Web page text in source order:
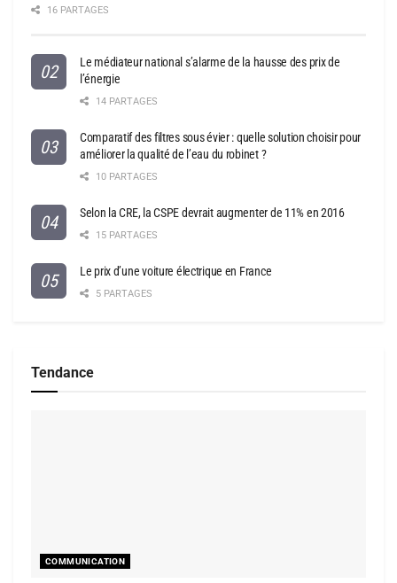
16 PARTAGES
Le médiateur national s’alarme de la hausse des prix de
l’énergie
14 PARTAGES
Comparatif des filtres sous évier : quelle solution choisir pour
améliorer la qualité de l’eau du robinet ?
10 PARTAGES
Selon la CRE, la CSPE devrait augmenter de 11% en 2016
15 PARTAGES
Le prix d’une voiture électrique en France
5 PARTAGES
Tendance
COMMUNICATION